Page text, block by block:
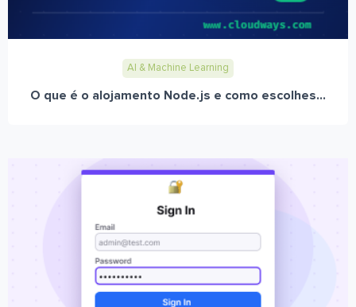
AI & Machine Learning
O que é o alojamento Node.js e como escolhes...